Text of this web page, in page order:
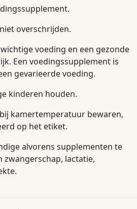
overschrijden.
voeding en een gezonde
Een voedingssupplement is
gevarieerde voeding.
kinderen houden.
kamertemperatuur bewaren,
op het etiket.
alvorens supplementen te
zwangerschap, lactatie,